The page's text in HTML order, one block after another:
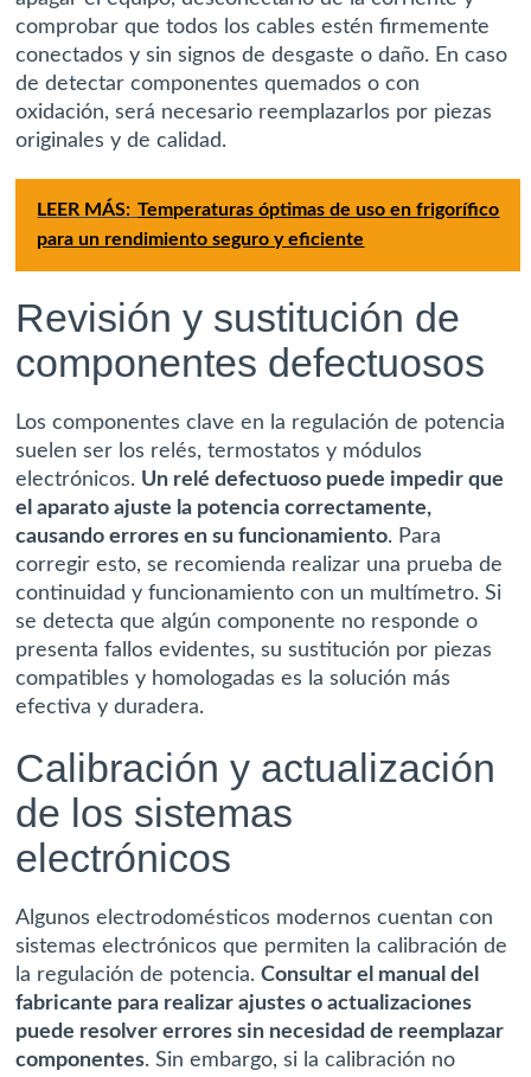
comprobar que todos los cables estén firmemente
conectados y sin signos de desgaste o daño. En caso
de detectar componentes quemados o con
oxidación, será necesario reemplazarlos por piezas
originales y de calidad.
LEER MÁS: Temperaturas óptimas de uso en frigorífico
para un rendimiento seguro y eficiente
Revisión y sustitución de
componentes defectuosos
Los componentes clave en la regulación de potencia
suelen ser los relés, termostatos y módulos
electrónicos. Un relé defectuoso puede impedir que
el aparato ajuste la potencia correctamente,
causando errores en su funcionamiento. Para
corregir esto, se recomienda realizar una prueba de
continuidad y funcionamiento con un multímetro. Si
se detecta que algún componente no responde o
presenta fallos evidentes, su sustitución por piezas
compatibles y homologadas es la solución más
efectiva y duradera.
Calibración y actualización
de los sistemas
electrónicos
Algunos electrodomésticos modernos cuentan con
sistemas electrónicos que permiten la calibración de
la regulación de potencia.Consultar el manual del
fabricante para realizar ajustes o actualizaciones
puede resolver errores sin necesidad de reemplazar
componentes. Sin embargo, si la calibración no